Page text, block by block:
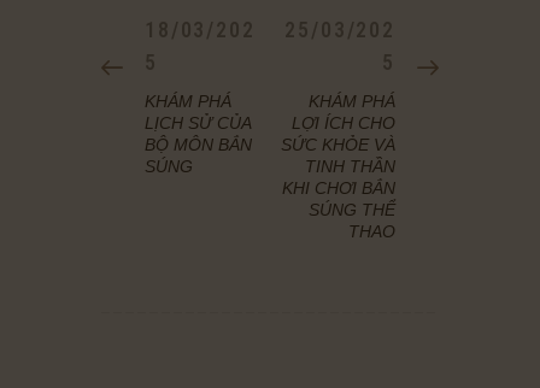
BÀI
VIẾT
PREVIOUS
POST:
18/03/202
5
KHÁM PHÁ
LỊCH SỬ CỦA
BỘ MÔN BẮN
SÚNG
NEXT
25/03/202
5
KHÁM PHÁ
LỢI ÍCH CHO
SỨC KHỎE VÀ
TINH THẦN
KHI CHƠI BẮN
SÚNG THỂ
THAO